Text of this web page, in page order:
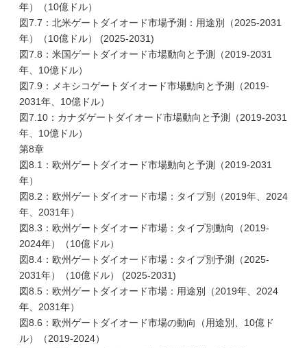
年）（10億ドル）
図7.7：北米ゲートダイオード市場予測：用途別（2025-2031
年）（10億ドル） (2025-2031)
図7.8：米国ゲートダイオード市場動向と予測（2019-2031
年、10億ドル）
図7.9：メキシコゲートダイオード市場動向と予測（2019-
2031年、10億ドル）
図7.10：カナダゲートダイオード市場動向と予測（2019-2031
年、10億ドル）
第8章
図8.1：欧州ゲートダイオード市場動向と予測（2019-2031
年）
図8.2：欧州ゲートダイオード市場：タイプ別（2019年、2024
年、2031年）
図8.3：欧州ゲートダイオード市場：タイプ別動向（2019-
2024年）（10億ドル）
図8.4：欧州ゲートダイオード市場：タイプ別予測（2025-
2031年）（10億ドル） (2025-2031)
図8.5：欧州ゲートダイオード市場：用途別（2019年、2024
年、2031年）
図8.6：欧州ゲートダイオード市場の動向（用途別、10億ド
ル）（2019-2024）